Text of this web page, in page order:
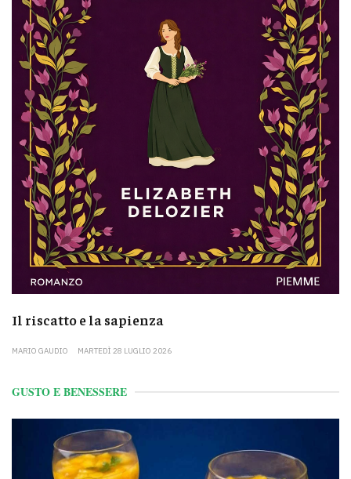
Il riscatto e la sapienza
MARIO GAUDIO MARTEDÌ 28 LUGLIO 2026
GUSTO E BENESSERE